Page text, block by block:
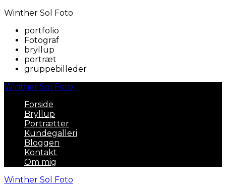
Winther Sol Foto
portfolio
Fotograf
bryllup
portræt
gruppebilleder
Winther Sol Foto
Forside
Bryllup
Portrætter
Kundegalleri
Bloggen
Kontakt
Om mig
Winther Sol Foto